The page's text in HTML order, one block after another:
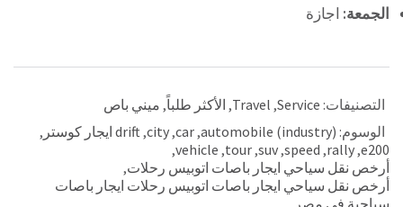
الجمعة: اجازة
التصنيفات: Service
,
Travel
, الأكثر طلباً, ميني باص
الوسوم: automobile (industry)
,
car
,
city
, drift ايجار كوستر
,
e200
,
rally
,
speed
,
suv
,
tour
,
vehicle
,
أرخص نقل سياحي ايجار باصات اتوبيس رحلات,
أرخص نقل سياحي ايجار باصات اتوبيس رحلات ايجار باصات
سياحية فى مصر